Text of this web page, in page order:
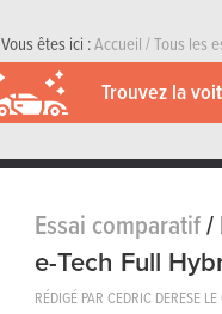
Vous êtes ici :Accueil/Tous les
Trouvez la
Essai comparatif/
e-Tech Full
RÉDIGÉ PAR CEDRIC DERESE LE